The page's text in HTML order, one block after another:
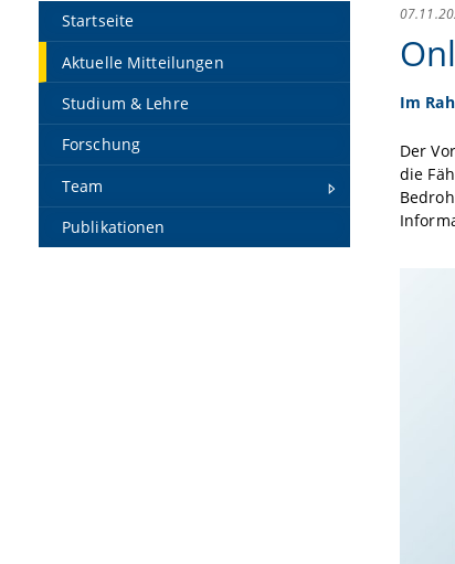
Startseite
Aktuelle Mitteilungen
Studium & Lehre
Forschung
Team
Publikationen
Im
Der
die